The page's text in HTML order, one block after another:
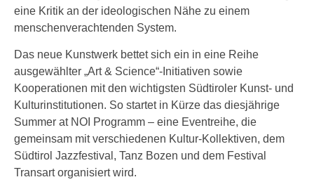
eine Kritik an der ideologischen Nähe zu einem
menschenverachtenden System.
Das neue Kunstwerk bettet sich ein in eine Reihe
ausgewählter „Art & Science“-Initiativen sowie
Kooperationen mit den wichtigsten Südtiroler Kunst- und
Kulturinstitutionen. So startet in Kürze das diesjährige
Summer at NOI Programm – eine Eventreihe, die
gemeinsam mit verschiedenen Kultur-Kollektiven, dem
Südtirol Jazzfestival, Tanz Bozen und dem Festival
Transart organisiert wird.